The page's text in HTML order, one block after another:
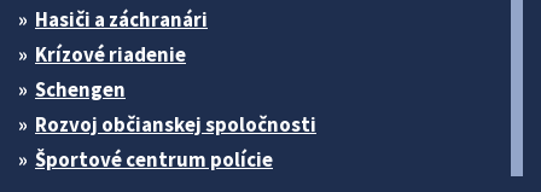
Hasiči a záchranári
Krízové riadenie
Schengen
Rozvoj občianskej spoločnosti
Športové centrum polície